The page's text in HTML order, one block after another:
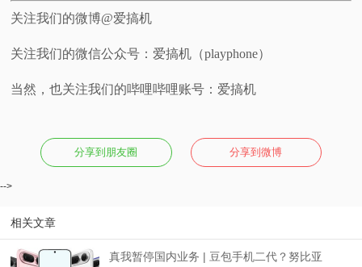
关注我们的微博@爱搞机
关注我们的微信公众号：爱搞机（playphone）
当然，也关注我们的哔哩哔哩账号：爱搞机
分享到朋友圈 分享到微博
-->
相关文章
真我暂停国内业务 | 豆包手机二代？努比亚